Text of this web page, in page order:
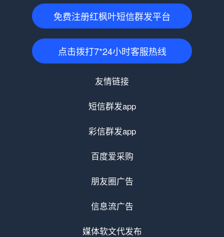
免费注册红枫叶短信群发平台
点击拨打7*24小时客服热线
友情链接
短信群发app
彩信群发app
百度爱采购
朋友圈广告
信息流广告
媒体软文代发布